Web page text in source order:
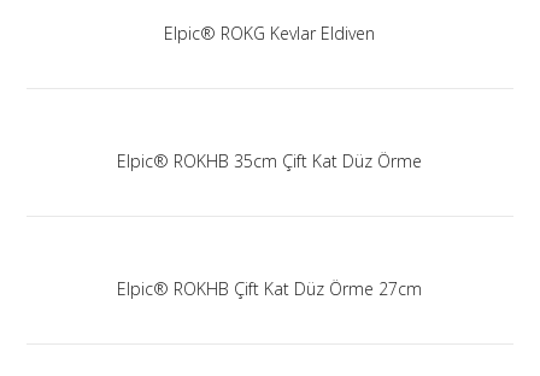
Elpic® ROKG Kevlar Eldiven
Elpic® ROKHB 35cm Çift Kat Düz Örme
Elpic® ROKHB Çift Kat Düz Örme 27cm